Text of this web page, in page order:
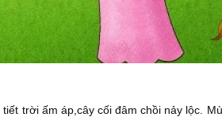
trời ấm áp,cây cối đâm chồi nảy lộc.